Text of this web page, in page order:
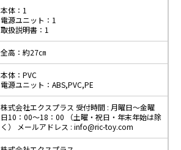
本体：1
電源ユニット：1
取扱説明書：1
全高：約27㎝
本体：PVC
電源ユニット：ABS,PVC,PE
株式会社エクスプラス 受付時間 : 月曜日～金曜
日10：00～18：00 （土曜・祝日・年末年始は除
く） メールアドレス : info@ric-toy.com